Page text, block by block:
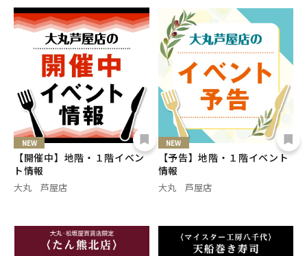
NEW
【開催中】地階・１階イベン
ト情報
大丸 芦屋店
NEW
【予告】地階・１階イベント
情報
大丸 芦屋店